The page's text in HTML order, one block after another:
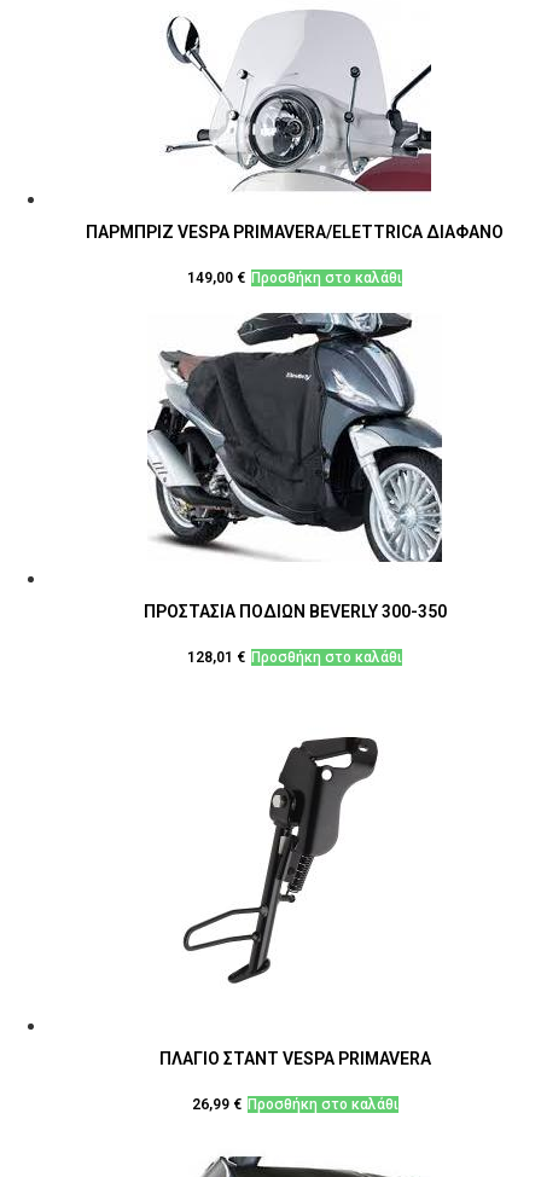
ΠΑΡΜΠΡΙΖ VESPA PRIMAVERA/ELETTRICA ΔΙΑΦΑΝΟ
149,00 € Προσθήκη στο καλάθι
ΠΡΟΣΤΑΣΙΑ ΠΟΔΙΩΝ BEVERLY 300-350
128,01 € Προσθήκη στο καλάθι
ΠΛΑΓΙΟ ΣΤΑΝΤ VESPA PRIMAVERA
26,99 € Προσθήκη στο καλάθι